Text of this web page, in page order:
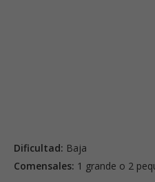
Dificultad: Baja
Comensales: 1 grande o 2